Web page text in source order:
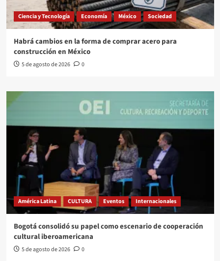
Ciencia y Tecnología Economía México Sociedad
Habrá cambios en la forma de comprar acero para
construcción en México
5 de agosto de 2026 0
América Latina CULTURA Eventos Internacionales
Bogotá consolidó su papel como escenario de cooperación
cultural iberoamericana
5 de agosto de 2026 0